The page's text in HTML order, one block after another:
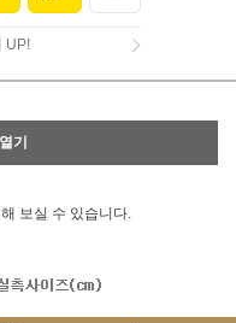
UP!
UP!
기
보실 수 있습니다.